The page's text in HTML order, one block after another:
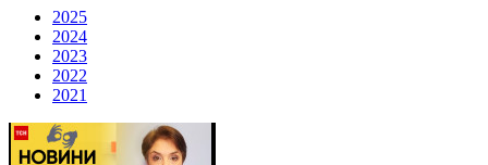
2025
2024
2023
2022
2021